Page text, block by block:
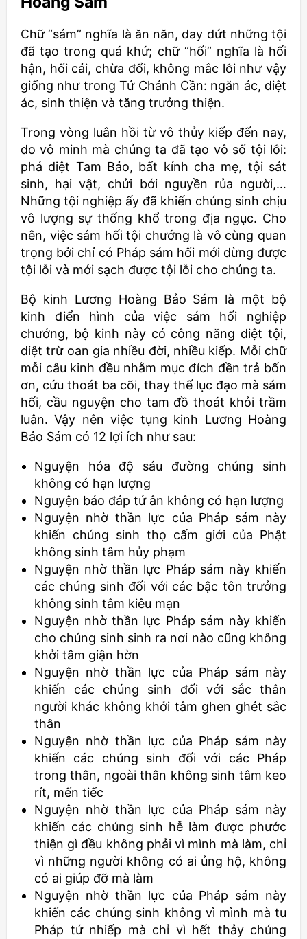
Chữ “sám” nghĩa là ăn năn, day dứt những tội
đã tạo trong quá khứ; chữ “hối” nghĩa là hối
hận, hối cải, chừa đổi, không mắc lỗi như vậy
giống như trong Tứ Chánh Cần: ngăn ác, diệt
ác, sinh thiện và tăng trưởng thiện.
Trong vòng luân hồi từ vô thủy kiếp đến nay,
do vô minh mà chúng ta đã tạo vô số tội lỗi:
phá diệt Tam Bảo, bất kính cha mẹ, tội sát
sinh, hại vật, chửi bới nguyền rủa người,…
Những tội nghiệp ấy đã khiến chúng sinh chịu
vô lượng sự thống khổ trong địa ngục. Cho
nên, việc sám hối tội chướng là vô cùng quan
trọng bởi chỉ có Pháp sám hối mới dừng được
tội lỗi và mới sạch được tội lỗi cho chúng ta.
Bộ kinh Lương Hoàng Bảo Sám là một bộ
kinh điển hình của việc sám hối nghiệp
chướng, bộ kinh này có công năng diệt tội,
diệt trừ oan gia nhiều đời, nhiều kiếp. Mỗi chữ
mỗi câu kinh đều nhằm mục đích đền trả bốn
ơn, cứu thoát ba cõi, thay thế lục đạo mà sám
hối, cầu nguyện cho tam đồ thoát khỏi trầm
luân. Vậy nên việc tụng kinh Lương Hoàng
Bảo Sám có 12 lợi ích như sau:
Nguyện hóa độ sáu đường chúng sinh
không có hạn lượng
Nguyện báo đáp tứ ân không có hạn lượng
Nguyện nhờ thần lực của Pháp sám này
khiến chúng sinh thọ cấm giới của Phật
không sinh tâm hủy phạm
Nguyện nhờ thần lực Pháp sám này khiến
các chúng sinh đối với các bậc tôn trưởng
không sinh tâm kiêu mạn
Nguyện nhờ thần lực Pháp sám này khiến
cho chúng sinh sinh ra nơi nào cũng không
khởi tâm giận hờn
Nguyện nhờ thần lực của Pháp sám này
khiến các chúng sinh đối với sắc thân
người khác không khởi tâm ghen ghét sắc
thân
Nguyện nhờ thần lực của Pháp sám này
khiến các chúng sinh đối với các Pháp
trong thân, ngoài thân không sinh tâm keo
rít, mến tiếc
Nguyện nhờ thần lực của Pháp sám này
khiến các chúng sinh hễ làm được phước
thiện gì đều không phải vì mình mà làm, chỉ
vì những người không có ai ủng hộ, không
có ai giúp đỡ mà làm
Nguyện nhờ thần lực của Pháp sám này
khiến các chúng sinh không vì mình mà tu
Pháp tứ nhiếp mà chỉ vì hết thảy chúng